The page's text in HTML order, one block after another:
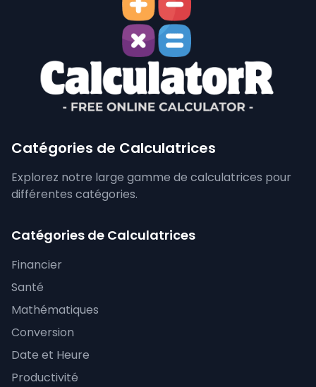
Catégories de Calculatrices
Explorez notre large gamme de calculatrices pour
différentes catégories.
Catégories de Calculatrices
Financier
Santé
Mathématiques
Conversion
Date et Heure
Productivité